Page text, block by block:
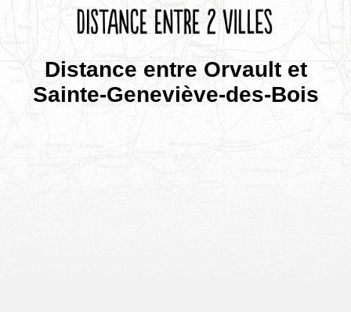
Distance entre Orvault et
Sainte-Geneviève-des-Bois